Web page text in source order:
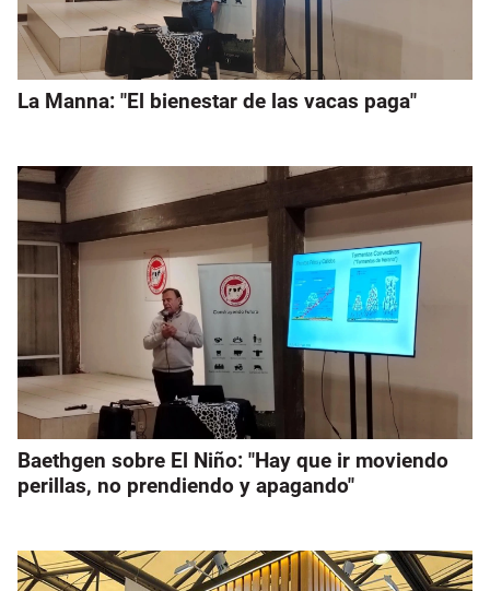
La Manna: "El bienestar de las vacas paga"
Baethgen sobre El Niño: "Hay que ir moviendo
perillas, no prendiendo y apagando"